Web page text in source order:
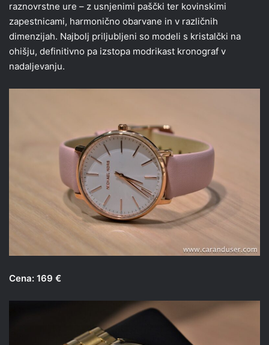
raznovrstne ure – z usnjenimi paščki ter kovinskimi
zapestnicami, harmonično obarvane in v različnih
dimenzijah. Najbolj priljubljeni so modeli s kristalčki na
ohišju, definitivno pa izstopa modrikast kronograf v
nadaljevanju.
Cena: 169 €